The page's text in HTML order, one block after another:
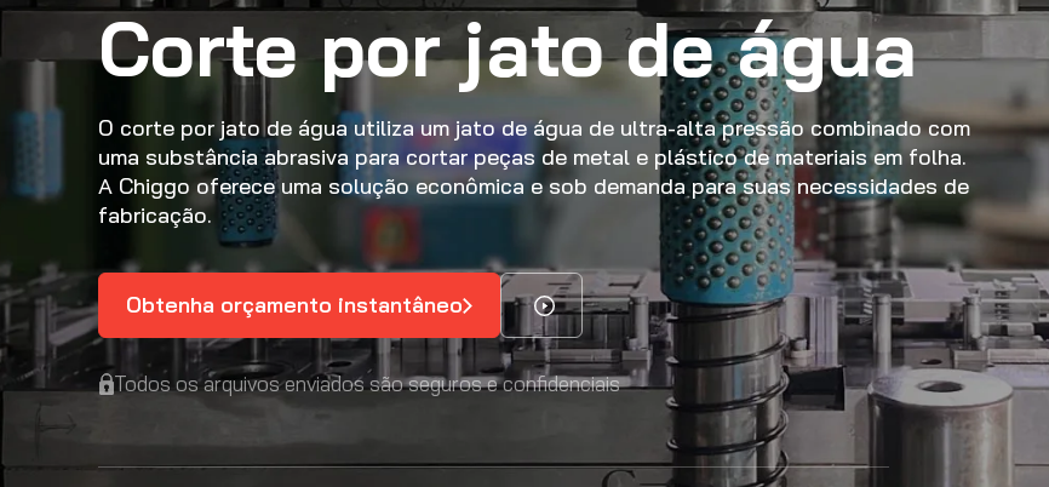
Corte por jato de água
O corte por jato de água utiliza um jato de água de ultra-alta pressão combinado com
uma substância abrasiva para cortar peças de metal e plástico de materiais em folha.
A Chiggo oferece uma solução econômica e sob demanda para suas necessidades de
fabricação.
Obtenha orçamento instantâneo
Todos os arquivos enviados são seguros e confidenciais